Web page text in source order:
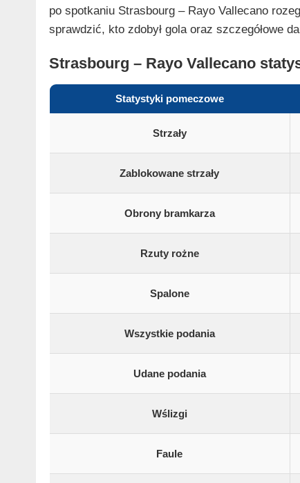
po spotkaniu Strasbourg – Rayo Vallecano
sprawdzić, kto zdobył gola oraz szczegółowe
Strasbourg – Rayo Vallecano
Statystyki pomeczowe
Strzały
Zablokowane strzały
Obrony bramkarza
Rzuty rożne
Spalone
Wszystkie podania
Udane podania
Wślizgi
Faule